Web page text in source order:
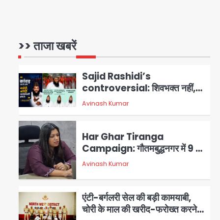
>> ताजा खबरें
4
5
Sajid Rashidi’s
controversial: शिवभक्त नहीं,
आतंकवादी हैं’, मौलाना का कांवड़ियों पर
विवादित बयान, BJP विधायक ने कराई
Avinash Kumar
1
Har Ghar Tiranga
Campaign: गौतमबुद्धनगर में 9 से
17 अगस्त तक चलेगा जन-जागरूकता
Avinash Kumar
एंटी-बर्गलरी सेल की बड़ी कामयाबी,
चोरी के माल की खरीद-फरोख्त करने